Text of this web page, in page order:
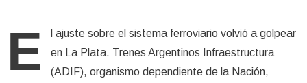
E
l ajuste sobre el sistema ferroviario volvió a golpear
en La Plata. Trenes Argentinos Infraestructura
(ADIF), organismo dependiente de la Nación,